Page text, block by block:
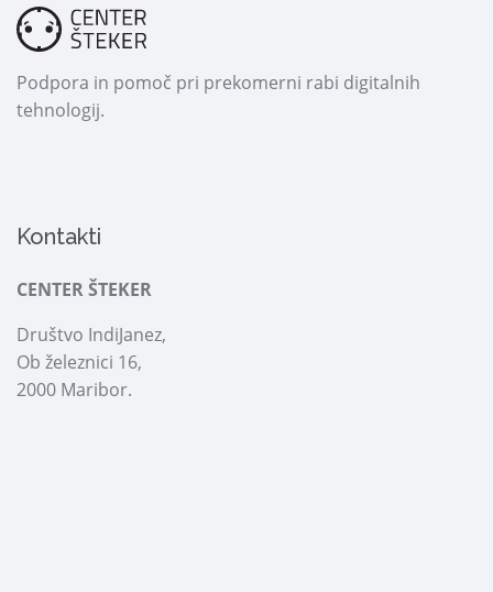
Podpora in pomoč pri prekomerni rabi digitalnih
tehnologij.
Kontakti
CENTER ŠTEKER
Društvo IndiJanez,
Ob železnici 16,
2000 Maribor.